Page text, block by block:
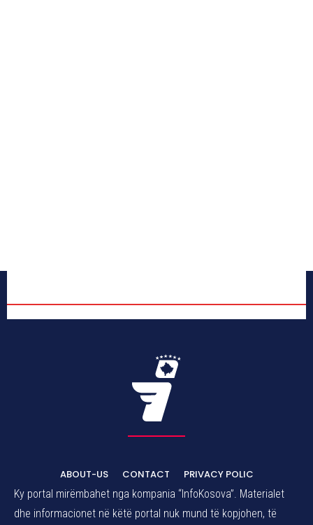
ABOUT-US CONTACT
PRIVACY POLIC
Ky portal mirëmbahet nga kompania “InfoKosova”. Materialet
dhe informacionet në këtë portal nuk mund të kopjohen, të